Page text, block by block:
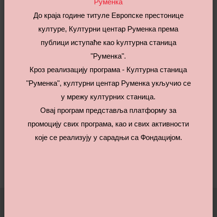
догађајима и манифестацијама уз дивно дружење.
До краја године титуле Европске престонице
културе, Културни центар Руменка према
публици иступаће као kултурна станица
"Руменка".
Кроз реализацију програма - Културна станица
"Руменка", културни центар Руменка укључио се
у мрежу културних станица.
Овај програм представља платформу за
промоцију свих програма, као и свих активности
које се реализују у сарадњи са Фондацијом.